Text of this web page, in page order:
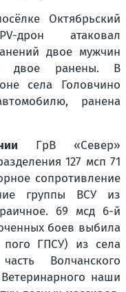
Октябрьский
дрон атаковал
двое мужчин
двое ранены. В
села Головчино
ранена
ГрВ «Север»
127 мсп 71
сопротивление
группы ВСУ из
69 мсд 6-й
боев выбила
пого ГПСУ) из села
Волчанского
наши